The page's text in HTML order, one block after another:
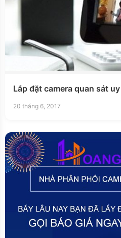
Lắp đặt camera quan sát
20 tháng 6, 2017